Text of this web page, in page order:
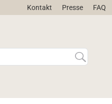
Kontakt Presse FAQ